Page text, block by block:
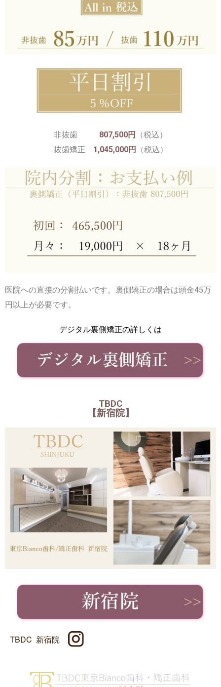
非抜歯 807,500円
（税込）
抜歯矯正 1,045,000円 （税込）
医院への直接の分割払いです。裏側矯正の場合は頭金45万
円以上が必要です。
デジタル裏側矯正の詳しくは
TBDC
【新宿院】
TBDC 新宿院